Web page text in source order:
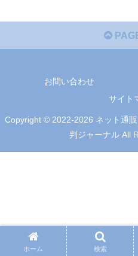
お問い合わせ
サイト
Copyright © 2022-2026 ネット通
判ジャーナル All
ホーム 検索